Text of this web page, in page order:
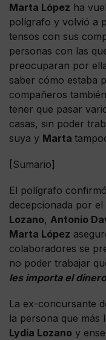
Marta López ha
polígrafo y volvió a
tensos con sus
personas con las
preocuparan por
saber cómo estaba
compañeros
tener que pasar
casas, sin poder
suya y Marta
[Sumario]
El polígrafo
decepcionada por
Lozano, Antonio
Marta López
colaboradores se
no poder trabajar
les importa el dinero
La ex-concursante
la persona que más
Lydia Lozano y